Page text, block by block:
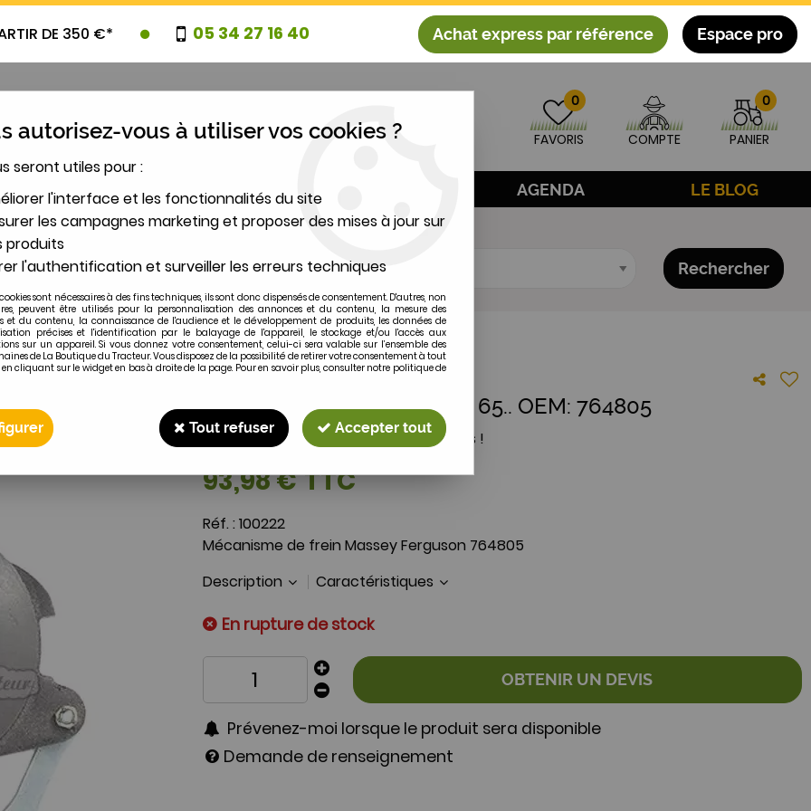
DE 350 €* 05 34 27 16 40 Achat express par référence Espace pro
0
FAVORIS COMPTE
0
PANIER
PROMOTIONS AGENDA LE BLOG
2 MODÈLE Rechercher
de frein MF 42, 65.. OEM: 764805
MASSEY-FERGUSON
Mécanisme de frein MF 42, 65.. OEM: 764805
Soyez le premier à donner votre avis !
93,98€TTC
Réf. : 100222
Mécanisme de frein Massey Ferguson 764805
Description
Caractéristiques
En rupture de stock
OBTENIR UN DEVIS
Prévenez-moi lorsque le produit sera disponible
Demande de renseignement
autorisez-vous à utiliser vos cookies ?
seront utiles pour :
l'interface et les fonctionnalités du site
les campagnes marketing et proposer des mises à jour sur
produits
l'authentification et surveiller les erreurs techniques
sont nécessaires à des fins techniques, ils sont donc dispensés de consentement. D'autres, non
peuvent être utilisés pour la personnalisation des annonces et du contenu, la mesure des
et du contenu, la connaissance de l'audience et le développement de produits, les données de
précises et l'identification par le balayage de l'appareil, le stockage et/ou l'accès aux
sur un appareil. Si vous donnez votre consentement, celui-ci sera valable sur l’ensemble des
de La Boutique du Tracteur. Vous disposez de la possibilité de retirer votre consentement à tout
cliquant sur le widget en bas à droite de la page. Pour en savoir plus, consulter notre politique de
Tout refuser Accepter tout